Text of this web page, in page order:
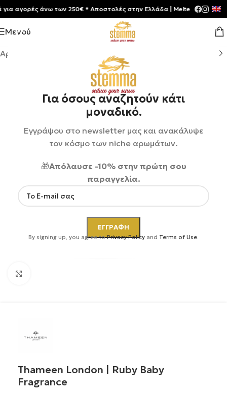
Για όσους αναζητούν κάτι
μοναδικό.
Εγγράψου στο newsletter μας και ανακάλυψε
τον κόσμο των niche αρωμάτων.
🎁Απόλαυσε -10% στην πρώτη σου
παραγγελία.
By signing up, you agree toPrivacy Policy and Terms of Use.
Μενού
Αρχική σελίδα Αρώματα
Thameen London | Ruby Baby
Fragrance
αγορές άνω των 250€ * Aποστολές στην Ελλάδα | Meltemia Exclusive